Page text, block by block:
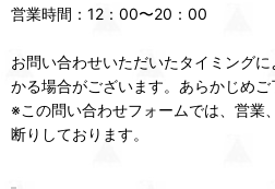
営業時間：12：00〜20：00
お問い合わせいただいたタイミング
かる場合がございます。あらかじめご
※この問い合わせフォームでは、営業
断りしております。